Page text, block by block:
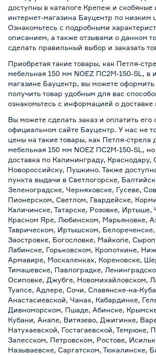
доступны в каталоге Крепеж и скобяные
интернет-магазина Бауцентр по низким
Ознакомьтесь с подробными
описанием, а также отзывами о данном
сделать правильный выбор и заказать
Приобретая такие товары, как Петля-
мебельная 150 мм NOEZ ПС2М-150-SL, в
магазине Бауцентр, вы можете оформить
получить товар удобным для вас
ознакомьтесь с информацией о
Вы можете сделать заказ и оплатить его
официальном сайте Бауцентр. У нас не
цены на такие товары, как Петля-стрела
мебельная 150 мм NOEZ ПС2М-150-SL,
доставка по Калининграду, Краснодару,
Новороссийску, Пушкино. Также
пункта выдачи в Светлогорске,
Зеленоградске, Черняховске, Гусеве,
Пионерском, Светлом, Гвардейске,
Каличинске, Татарске, Розовке, Иртыше,
Красном Яре, Любинском, Марьяновке,
Таврическом, Иртышском, Белореченске,
Заостровке, Богословке, Майкопе,
Лабинске, Горьковском, Кропоткине,
Армавире, Москаленках, Кореновске,
Тимашевске, Павлоградке,
Осиповке, Джубге, Новомихайловском,
Туапсе, Адлере, Сочи, Славянске-на-
Анастасиевской, Чанах, Кабардинке,
Дивноморском, Пшаде, Абинске,
Кубани, Анапе, Витязево, Джигинке,
Натухаевской, Гостагаевской, Темрюке,
Залесском, Петровском, Ростове,
Называевске, Саргатском, Тюкалинске,